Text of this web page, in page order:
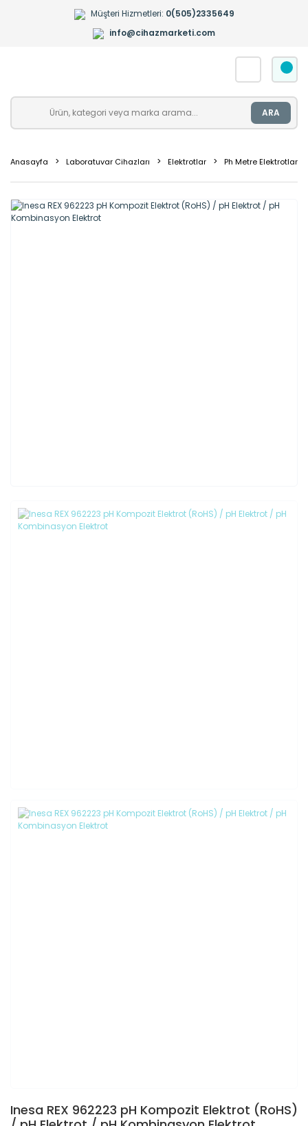
Müşteri Hizmetleri: 0(505)2335649
info@cihazmarketi.com
ARA
Anasayfa Laboratuvar Cihazları Elektrotlar Ph Metre Elektrotları
Inesa REX 962223 pH Kompozit Elektrot (RoHS)